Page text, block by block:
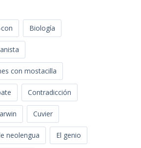
Biología
con mostacilla
Contradicción
Cuvier
neolengua El genio